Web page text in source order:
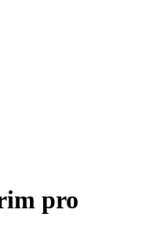
pro